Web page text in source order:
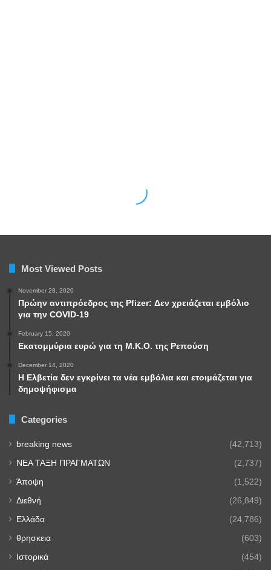
Most Viewed Posts
November 28, 2020
Πρώην αντιπρόεδρος της Pfizer: Δεν χρειάζεται εμβόλιο
για την COVID-19
February 15, 2020
Εκατομμύρια ευρώ για τη Μ.Κ.Ο. της Ρεπούση
December 14, 2020
Η Ελβετία δεν εγκρίνει τα νέα εμβόλια και ετοιμάζεται για
δημοψήφισμα
Categories
breaking news (42,713)
NEA TAΞΗ ΠΡΑΓΜΑΤΩΝ (2,737)
Άποψη (1,522)
Διεθνή (26,849)
Ελλάδα (24,786)
θρησκεια (603)
Ιστορικά (454)